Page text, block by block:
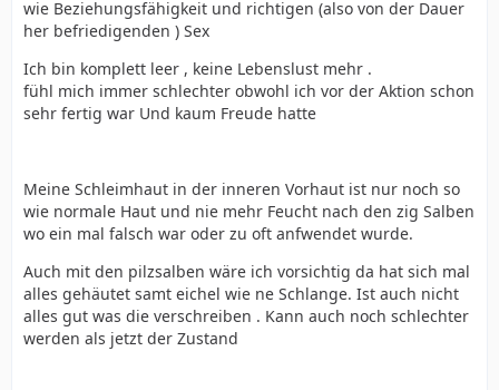
wie Beziehungsfähigkeit und richtigen (also von der Dauer
her befriedigenden ) Sex
Ich bin komplett leer , keine Lebenslust mehr .
fühl mich immer schlechter obwohl ich vor der Aktion schon
sehr fertig war Und kaum Freude hatte
Meine Schleimhaut in der inneren Vorhaut ist nur noch so
wie normale Haut und nie mehr Feucht nach den zig Salben
wo ein mal falsch war oder zu oft anfwendet wurde.
Auch mit den pilzsalben wäre ich vorsichtig da hat sich mal
alles gehäutet samt eichel wie ne Schlange. Ist auch nicht
alles gut was die verschreiben . Kann auch noch schlechter
werden als jetzt der Zustand